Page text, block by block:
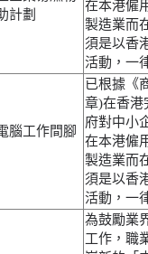
計劃
在本港僱
製造業而
須是以香
活動，一
腦工作間腳
已根據《
章)在香港
府對中小
在本港僱
製造業而
須是以香
活動，一
為鼓勵業
工作，職